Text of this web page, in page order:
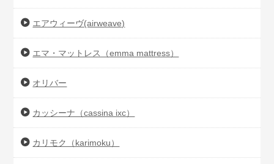
エアウィーヴ(airweave)
エマ・マットレス（emma mattress）
オリバー
カッシーナ（cassina ixc）
カリモク（karimoku）